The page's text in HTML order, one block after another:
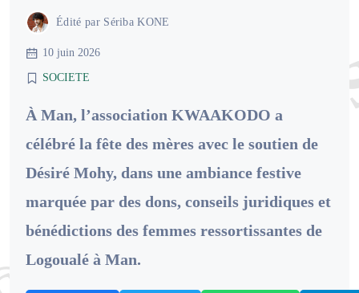
Édité par Sériba KONE
10 juin 2026
SOCIETE
À Man, l’association KWAAKODO a
célébré la fête des mères avec le soutien de
Désiré Mohy, dans une ambiance festive
marquée par des dons, conseils juridiques et
bénédictions des femmes ressortissantes de
Logoualé à Man.